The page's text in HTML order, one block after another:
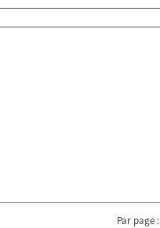
Par page :